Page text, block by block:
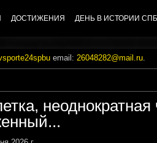
ДОСТИЖЕНИЯ ДЕНЬ В ИСТОРИИ СПБ
email: 26048282@mail.ru.